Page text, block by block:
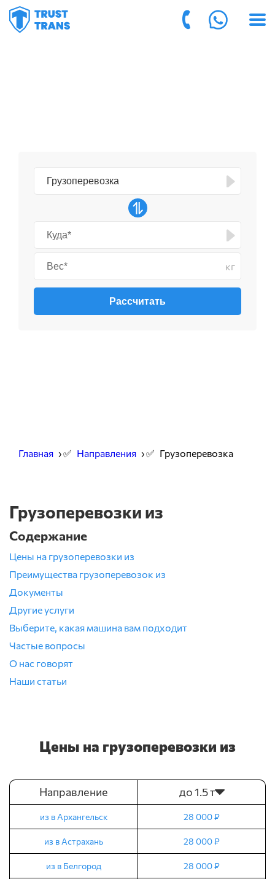
кг
Рассчитать
Главная › ✅ Направления › ✅ Грузоперевозка
Грузоперевозки из
Содержание
Цены на грузоперевозки из
Преимущества грузоперевозок из
Документы
Другие услуги
Выберите, какая машина вам подходит
Частые вопросы
О нас говорят
Наши статьи
Цены на грузоперевозки из
Направление до 1.5 т
из в Архангельск 28 000 ₽
из в Астрахань 28 000 ₽
из в Белгород 28 000 ₽